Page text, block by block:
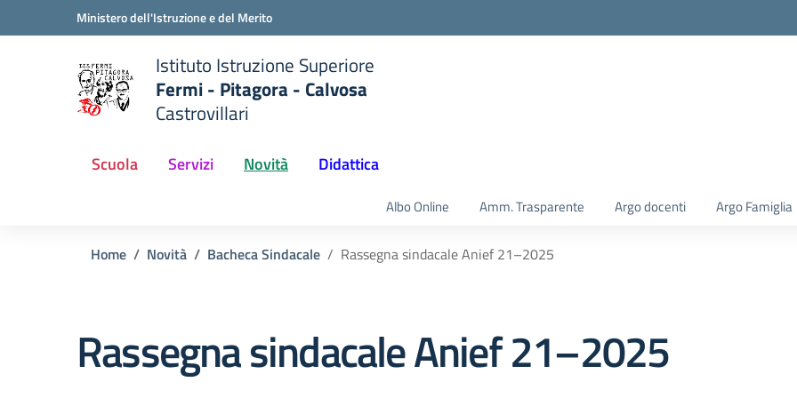
Vai ai contenuti
Vai al menu di navigazioneMinistero dell'Istruzione e del Merito
Istituto Istruzione Superiore
Fermi - Pitagora - Calvosa
Castrovillari
Scuola Servizi Novità Didattica
Albo Online Amm. Trasparente Argo docenti Argo Famiglia
Home Novità Bacheca Sindacale Rassegna sindacale Anief 21–2025
Rassegna sindacale Anief 21–2025